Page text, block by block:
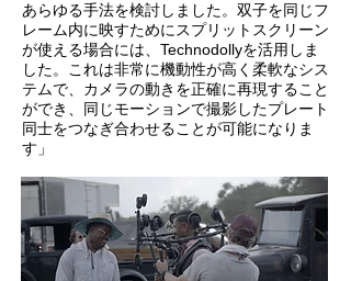
あらゆる手法を検討しました。双子を同じフ
レーム内に映すためにスプリットスクリーン
が使える場合には、Technodollyを活用しま
した。これは非常に機動性が高く柔軟なシス
テムで、カメラの動きを正確に再現すること
ができ、同じモーションで撮影したプレート
同士をつなぎ合わせることが可能になりま
す」